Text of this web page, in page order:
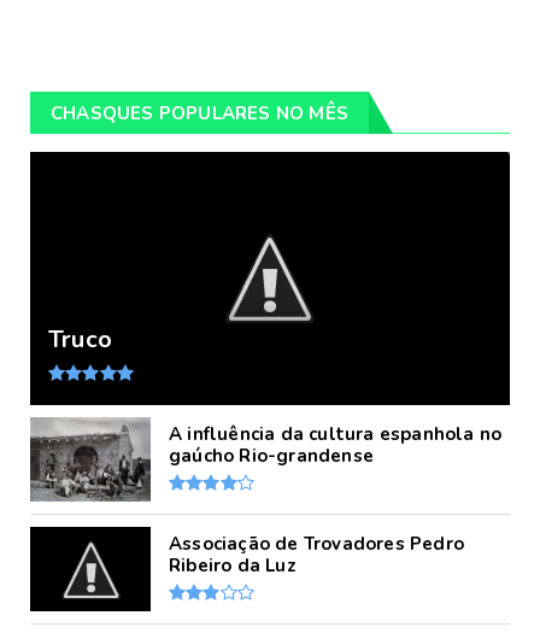
CHASQUES POPULARES NO MÊS
Truco
A influência da cultura espanhola no
gaúcho Rio-grandense
Associação de Trovadores Pedro
Ribeiro da Luz